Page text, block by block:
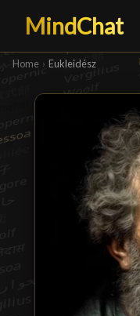
MindChat
Home › Eukleidész